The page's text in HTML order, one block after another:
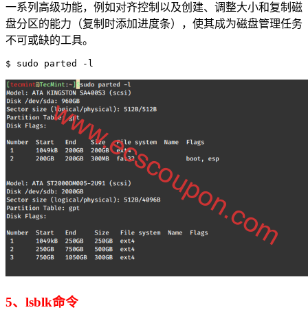
一系列高级功能，例如对齐控制以及创建、调整大小和复制磁
盘分区的能力（复制时添加进度条），使其成为磁盘管理任务
不可或缺的工具。
$ sudo parted -l
5、lsblk命令